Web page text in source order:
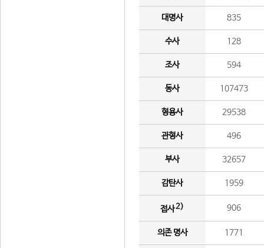
대명사 835
수사 128
조사 594
동사 107473
형용사 29538
관형사 496
부사 32657
감탄사 1959
접사2) 906
의존 명사 1771